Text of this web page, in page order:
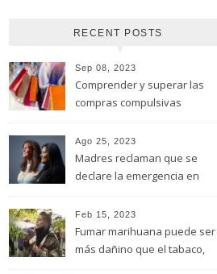
RECENT POSTS
Sep 08, 2023
Comprender y superar las
compras compulsivas
Ago 25, 2023
Madres reclaman que se
declare la emergencia en
Feb 15, 2023
Fumar marihuana puede ser
más dañino que el tabaco,